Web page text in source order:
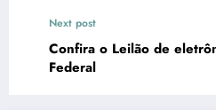
Next post
Confira o Leilão de
Federal